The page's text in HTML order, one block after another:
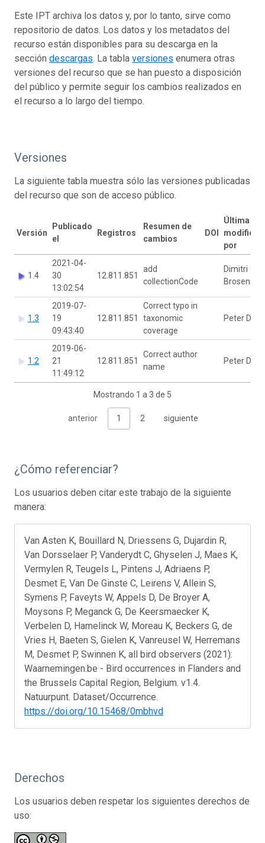
Este IPT archiva los datos y, por lo tanto, sirve como
repositorio de datos. Los datos y los metadatos del
recurso están disponibles para su descarga en la
sección descargas. La tabla versiones enumera otras
versiones del recurso que se han puesto a disposición
del público y permite seguir los cambios realizados en
el recurso a lo largo del tiempo.
Versiones
La siguiente tabla muestra sólo las versiones publicadas
del recurso que son de acceso público.
Versión
Publicado
el
Registros
Resumen de
cambios
DOI
Última
por
1.4
2021-04-
30
13:02:54
12.811.851
add
collectionCode
Dimitri
Brosens
1.3
2019-07-
19
09:43:40
12.811.851
Correct typo in
taxonomic
coverage
Peter
1.2
2019-06-
21
11:49:12
12.811.851
Correct author
name
Peter
Mostrando 1 a 3 de 5
anterior 1 2 siguiente
¿Cómo referenciar?
Los usuarios deben citar este trabajo de la siguiente
manera:
Van Asten K, Bouillard N, Driessens G, Dujardin R,
Van Dorsselaer P, Vanderydt C, Ghyselen J, Maes K,
Vermylen R, Teugels L, Pintens J, Adriaens P,
Desmet E, Van De Ginste C, Leirens V, Allein S,
Symens P, Faveyts W, Appels D, De Broyer A,
Moysons P, Meganck G, De Keersmaecker K,
Verbelen D, Hamelinck W, Moreau K, Beckers G, de
Vries H, Baeten S, Gielen K, Vanreusel W, Herremans
M, Desmet P, Swinnen K, all bird observers (2021):
Waarnemingen.be - Bird occurrences in Flanders and
the Brussels Capital Region, Belgium. v1.4.
Natuurpunt. Dataset/Occurrence.
https://doi.org/10.15468/0mbhvd
Derechos
Los usuarios deben respetar los siguientes derechos de
uso: